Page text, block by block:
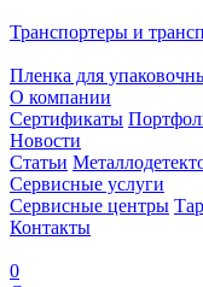
Транспортеры и
Пленка для
О компании
Сертификаты
Новости
Статьи
Сервисные услуги
Сервисные центры
Контакты
0